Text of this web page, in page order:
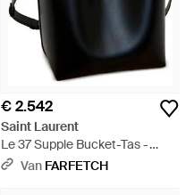
€ 2.542
Saint Laurent
Le 37 Supple Bucket-Tas -
Zwart
Van FARFETCH